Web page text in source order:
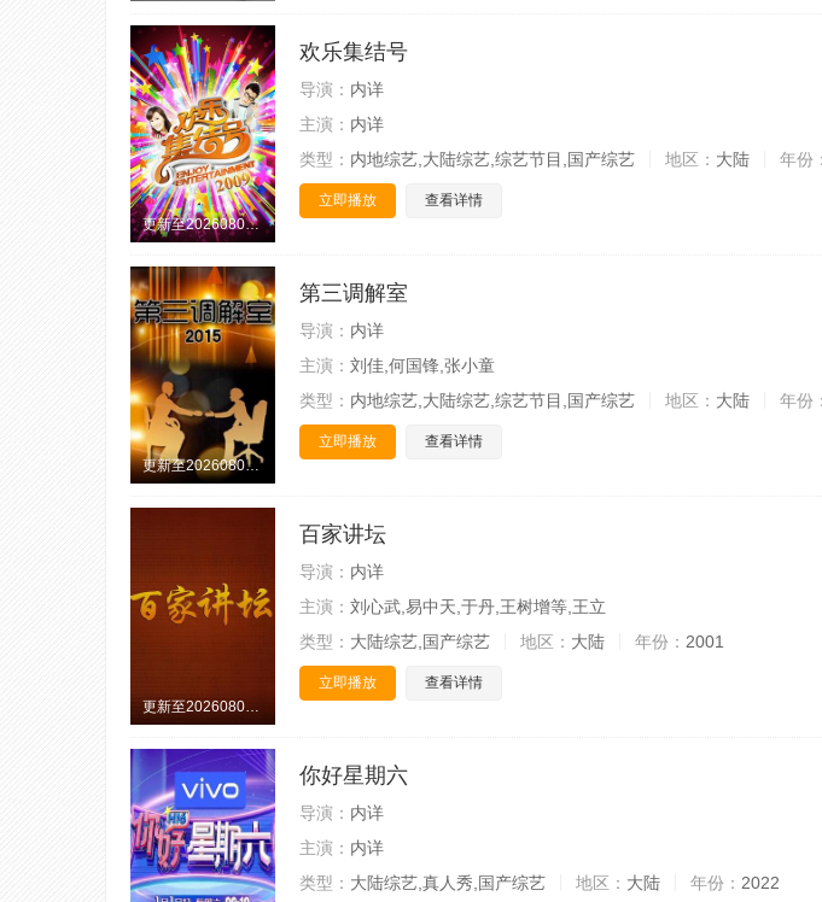
更新至20260807期
欢乐集结号
导演： 内详
主演： 内详
类型： 内地综艺,大陆综艺,综艺节目,国产综艺 地区： 大陆 年份：
立即播放 查看详情
更新至20260807期
第三调解室
导演： 内详
主演： 刘佳,何国锋,张小童
类型： 内地综艺,大陆综艺,综艺节目,国产综艺 地区： 大陆 年份：
立即播放 查看详情
更新至20260807期
百家讲坛
导演： 内详
主演： 刘心武,易中天,于丹,王树增等,王立
类型： 大陆综艺,国产综艺 地区： 大陆 年份： 2001
立即播放 查看详情
你好星期六
导演： 内详
主演： 内详
类型： 大陆综艺,真人秀,国产综艺 地区： 大陆 年份： 2022